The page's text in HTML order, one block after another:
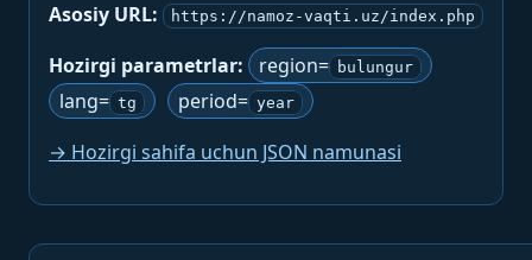
Asosiy URL:
https://namoz-vaqti.uz/index.php
Hozirgi parametrlar: region= bulungur
lang= tg period= year
→ Hozirgi sahifa uchun JSON namunasi